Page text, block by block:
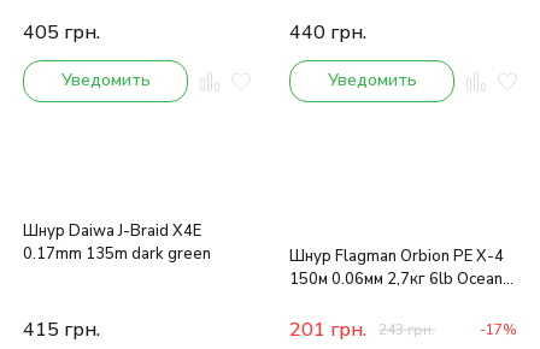
405 грн.
Уведомить
440 грн.
Уведомить
Шнур Daiwa J-Braid X4E
0.17mm 135m dark green
415 грн.
Шнур Flagman Orbion PE X-4
150м 0.06мм 2,7кг 6lb Ocean
201 грн. 243грн. -17%